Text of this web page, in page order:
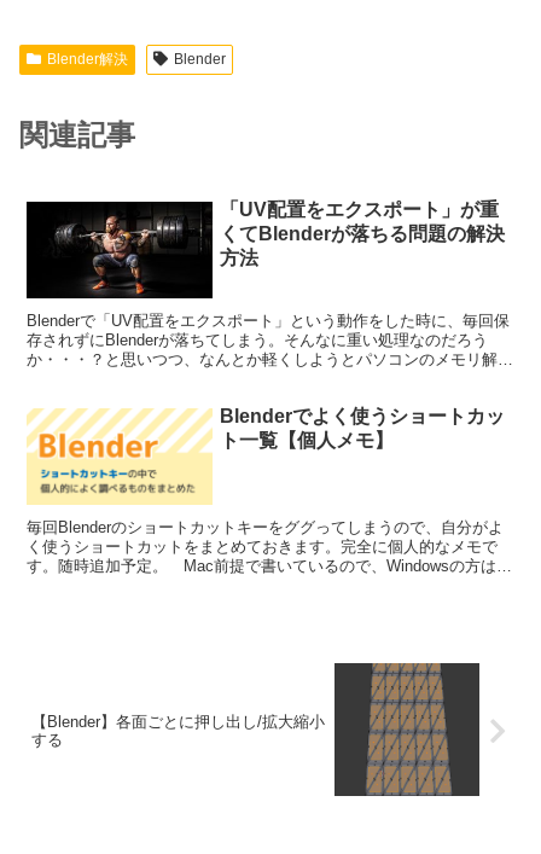
Blender解決 Blender
関連記事
「UV配置をエクスポート」が重
くてBlenderが落ちる問題の解決
方法
Blenderで「UV配置をエクスポート」という動作をした時に、毎回保
存されずにBlenderが落ちてしまう。そんなに重い処理なのだろう
か・・・？と思いつつ、なんとか軽くしようとパソコンのメモリ解放
Blenderでよく使うショートカッ
ト一覧【個人メモ】
毎回Blenderのショートカットキーをググってしまうので、自分がよ
く使うショートカットをまとめておきます。完全に個人的なメモで
す。随時追加予定。 Mac前提で書いているので、Windowsの方は
【Blender】各面ごとに押し出し/拡大縮小
する